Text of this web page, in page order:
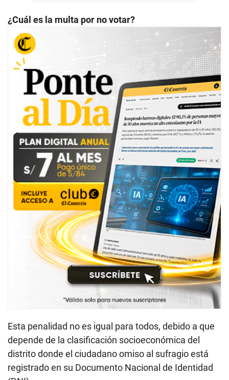
¿Cuál es la multa por no votar?
Esta penalidad no es igual para todos, debido a que
depende de la clasificación socioeconómica del
distrito donde el ciudadano omiso al sufragio está
registrado en su Documento Nacional de Identidad